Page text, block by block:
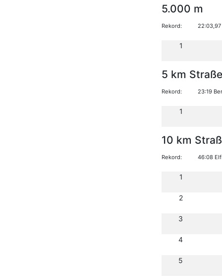
5.000 m
Rekord:
1
5 km Straße
Rekord: 23:19
1
10 km
Rekord: 46:08
1
2
3
4
5